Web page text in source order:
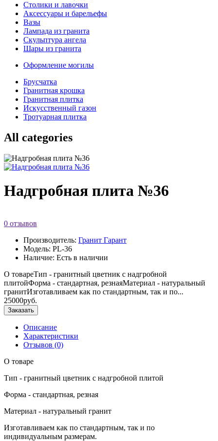
Столики и лавочки
Аксессуары и барельефы
Вазы
Лампада из гранита
Скульптура ангела
Шары из гранита
Оформление могилы
Брусчатка
Гранитная крошка
Гранитная плитка
Искусственный газон
Тротуарная плитка
All categories
Надгробная плита №36
0 отзывов
Производитель: Гранит Гарант
Модель: PL-36
Наличие: Есть в наличии
О товареТип - гранитный цветник с надгробной
плитойФорма - стандартная, резнаяМатериал - натуральный
гранитИзготавливаем как по стандартным, так и по...
25000руб.
Заказать
Описание
Характеристики
Отзывов (0)
О товаре
Тип - гранитный цветник с надгробной плитой
Форма - стандартная, резная
Материал - натуральный гранит
Изготавливаем как по стандартным, так и по
индивидуальным размерам.